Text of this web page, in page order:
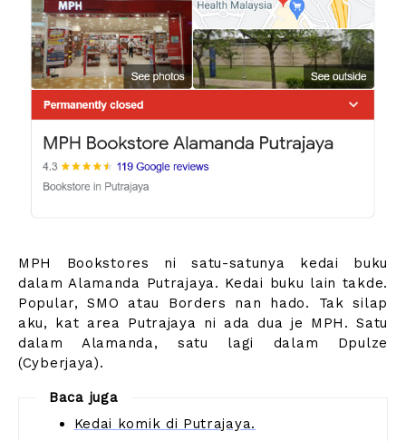
MPH Bookstores ni satu-satunya kedai buku
dalam Alamanda Putrajaya. Kedai buku lain takde.
Popular, SMO atau Borders nan hado. Tak silap
aku, kat area Putrajaya ni ada dua je MPH. Satu
dalam Alamanda, satu lagi dalam Dpulze
(Cyberjaya).
Baca juga
Kedai komik di Putrajaya.